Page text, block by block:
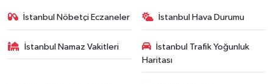
İstanbul Nöbetçi Eczaneler İstanbul Hava Durumu
İstanbul Namaz Vakitleri
İstanbul Trafik Yoğunluk
Haritası